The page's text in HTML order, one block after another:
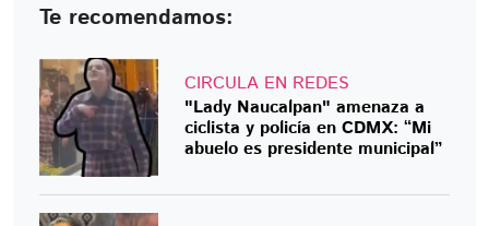
Te recomendamos:
CIRCULA EN REDES
"Lady Naucalpan" amenaza a
ciclista y policía en CDMX: “Mi
abuelo es presidente municipal”